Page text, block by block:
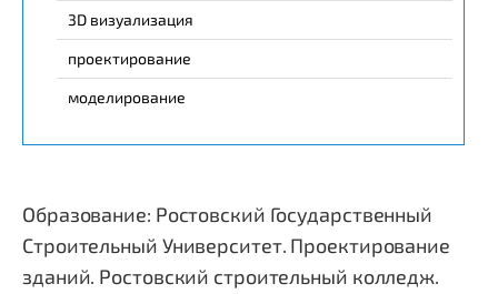
3D визуализация
проектирование
моделирование
Образование: Ростовский Государственный
Строительный Университет. Проектирование
зданий. Ростовский строительный колледж.